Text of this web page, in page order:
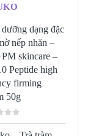
dạng đặc
nếp nhăn –
skincare –
Peptide high
firming
50g
of 5